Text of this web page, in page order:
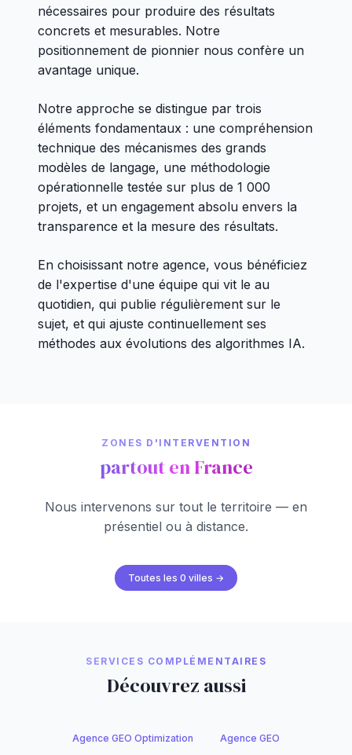
nécessaires pour produire des résultats
concrets et mesurables. Notre
positionnement de pionnier nous confère un
avantage unique.
Notre approche se distingue par trois
éléments fondamentaux : une compréhension
technique des mécanismes des grands
modèles de langage, une méthodologie
opérationnelle testée sur plus de 1 000
projets, et un engagement absolu envers la
transparence et la mesure des résultats.
En choisissant notre agence, vous bénéficiez
de l'expertise d'une équipe qui vit le au
quotidien, qui publie régulièrement sur le
sujet, et qui ajuste continuellement ses
méthodes aux évolutions des algorithmes IA.
ZONES D'INTERVENTION
partout en France
Nous intervenons sur tout le territoire — en
présentiel ou à distance.
Toutes les 0 villes →
SERVICES COMPLÉMENTAIRES
Découvrez aussi
Agence GEO Optimization Agence GEO